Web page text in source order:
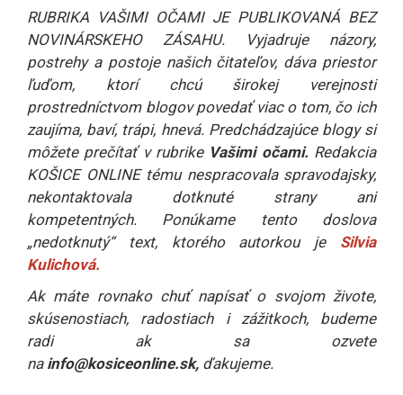
RUBRIKA VAŠIMI OČAMI JE PUBLIKOVANÁ BEZ
NOVINÁRSKEHO ZÁSAHU. Vyjadruje názory,
postrehy a postoje našich čitateľov, dáva priestor
ľuďom, ktorí chcú širokej verejnosti
prostredníctvom blogov povedať viac o tom, čo ich
zaujíma, baví, trápi, hnevá. Predchádzajúce blogy si
môžete prečítať v rubrike Vašimi očami. Redakcia
KOŠICE ONLINE tému nespracovala spravodajsky,
nekontaktovala dotknuté strany ani
kompetentných. Ponúkame tento doslova
„nedotknutý“ text, ktorého autorkou je Silvia
Kulichová.
Ak máte rovnako chuť napísať o svojom živote,
skúsenostiach, radostiach i zážitkoch, budeme
radi ak sa ozvete
na info@kosiceonline.sk, ďakujeme.